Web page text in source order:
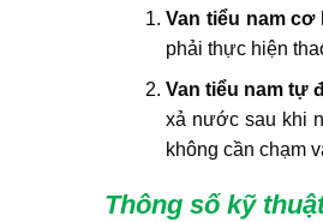
Van tiểu nam cơ
phải thực hiện
Van tiểu nam tự
xả nước sau khi
không cần chạm
Thông số kỹ